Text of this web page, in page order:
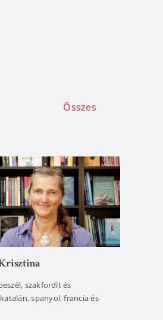
Összes
szakfordít és
spanyol, francia és